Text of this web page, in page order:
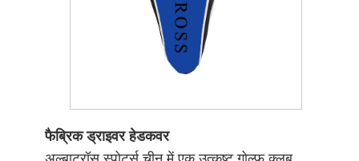
फैब्रिक ड्राइवर हेडकवर